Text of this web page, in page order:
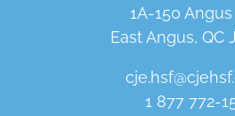
1A-150
East Angus, QC
1 877 772-